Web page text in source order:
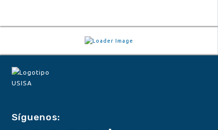
Síguenos: